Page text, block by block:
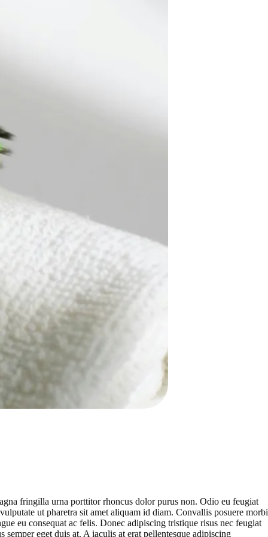
fringilla urna porttitor rhoncus dolor purus non. Odio eu feugiat
ut pharetra sit amet aliquam id diam. Convallis posuere morbi
eu consequat ac felis. Donec adipiscing tristique risus nec feugiat
eget duis at. A iaculis at erat pellentesque adipiscing